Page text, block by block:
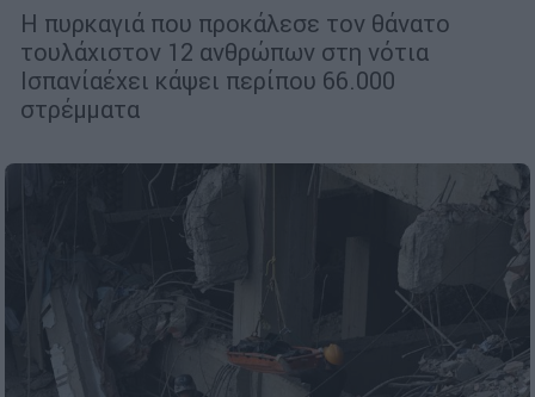
Η πυρκαγιά που προκάλεσε τον θάνατο
τουλάχιστον 12 ανθρώπων στη νότια
Ισπανίαέχει κάψει περίπου 66.000
στρέμματα